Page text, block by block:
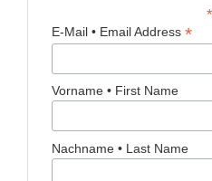
*
E-Mail • Email Address *
Vorname • First Name
Nachname • Last Name